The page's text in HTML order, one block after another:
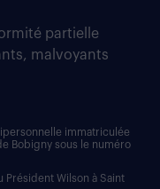
partielle
malvoyants
immatriculée
Bobigny sous le numéro
Président Wilson à Saint